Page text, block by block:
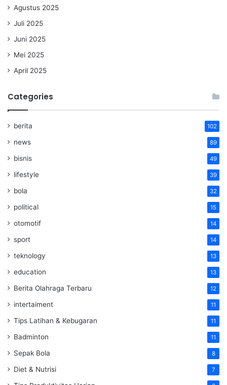
Agustus 2025
Juli 2025
Juni 2025
Mei 2025
April 2025
Categories
berita 102
news 89
bisnis 49
lifestyle 39
bola 32
political 15
otomotif 14
sport 14
teknology 13
education 13
Berita Olahraga Terbaru 12
intertaiment 11
Tips Latihan & Kebugaran 11
Badminton 11
Sepak Bola 8
Diet & Nutrisi 7